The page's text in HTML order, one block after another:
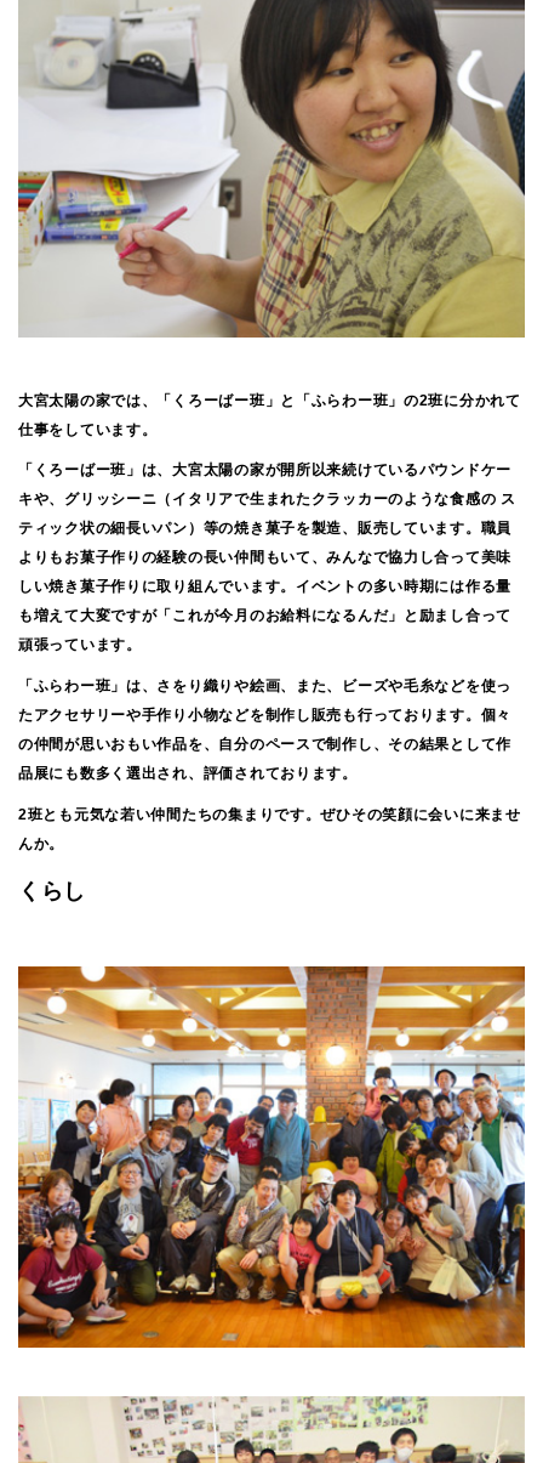
大宮太陽の家では、「くろーばー班」と「ふらわー班」の2班に分かれて
仕事をしています。
「くろーばー班」は、大宮太陽の家が開所以来続けているパウンドケー
キや、グリッシーニ（イタリアで生まれたクラッカーのような食感の ス
ティック状の細長いパン）等の焼き菓子を製造、販売しています。職員
よりもお菓子作りの経験の長い仲間もいて、みんなで協力し合って美味
しい焼き菓子作りに取り組んでいます。イベントの多い時期には作る量
も増えて大変ですが「これが今月のお給料になるんだ」と励まし合って
頑張っています。
「ふらわー班」は、さをり織りや絵画、また、ビーズや毛糸などを使っ
たアクセサリーや手作り小物などを制作し販売も行っております。個々
の仲間が思いおもい作品を、自分のペースで制作し、その結果として作
品展にも数多く選出され、評価されております。
2班とも元気な若い仲間たちの集まりです。ぜひその笑顔に会いに来ませ
んか。
くらし